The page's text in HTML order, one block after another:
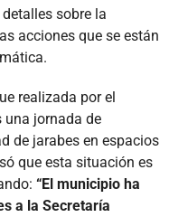
sobre la
acciones que se están
realizada por el
una jornada de
de jarabes en espacios
que esta situación es
“El municipio ha
a la Secretaría